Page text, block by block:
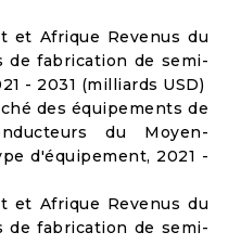
et Afrique Revenus du
de fabrication de semi-
- 2031 (milliards USD)
des équipements de
du Moyen-
d'équipement, 2021 -
et Afrique Revenus du
de fabrication de semi-